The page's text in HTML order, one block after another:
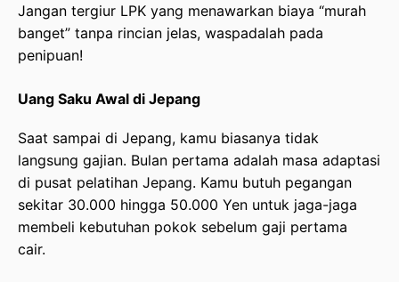
Jangan tergiur LPK yang menawarkan biaya “murah
banget” tanpa rincian jelas, waspadalah pada
penipuan!
Uang Saku Awal di Jepang
Saat sampai di Jepang, kamu biasanya tidak
langsung gajian. Bulan pertama adalah masa adaptasi
di pusat pelatihan Jepang. Kamu butuh pegangan
sekitar 30.000 hingga 50.000 Yen untuk jaga-jaga
membeli kebutuhan pokok sebelum gaji pertama
cair.